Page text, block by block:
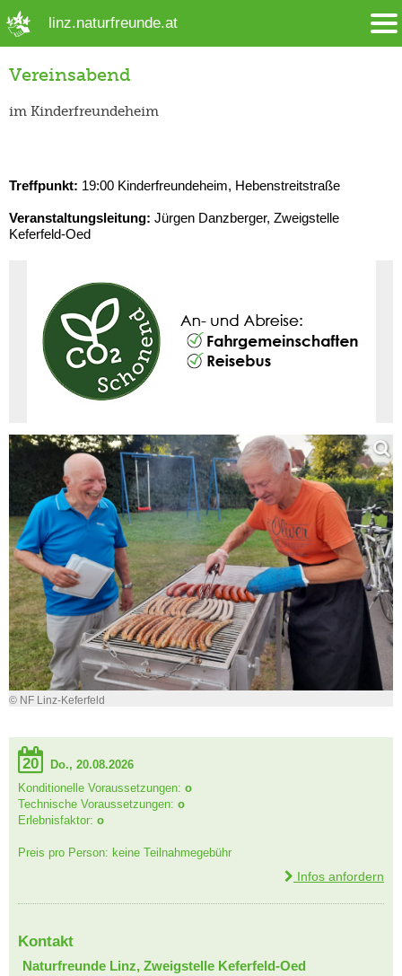
linz.naturfreunde.at
Vereinsabend
im Kinderfreundeheim
Treffpunkt: 19:00 Kinderfreundeheim, Hebenstreitstraße
Veranstaltungsleitung: Jürgen Danzberger, Zweigstelle
Keferfeld-Oed
© NF Linz-Keferfeld
20
Do., 20.08.2026
Konditionelle Voraussetzungen: o
Technische Voraussetzungen: o
Erlebnisfaktor: o
Preis pro Person: keine Teilnahmegebühr
Infos anfordern
Kontakt
Naturfreunde Linz, Zweigstelle Keferfeld-Oed